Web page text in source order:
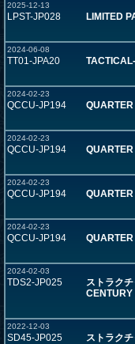
2025-12-13
LPST-JP028 LIMITED
2024-06-08
TT01-JPA20
2024-02-23
QCCU-JP194
2024-02-23
QCCU-JP194
2024-02-23
QCCU-JP194
2024-02-23
QCCU-JP194
2024-02-03
TDS2-JP025
ストラク
CENTURY
2022-12-03
SD45-JP025 ストラク